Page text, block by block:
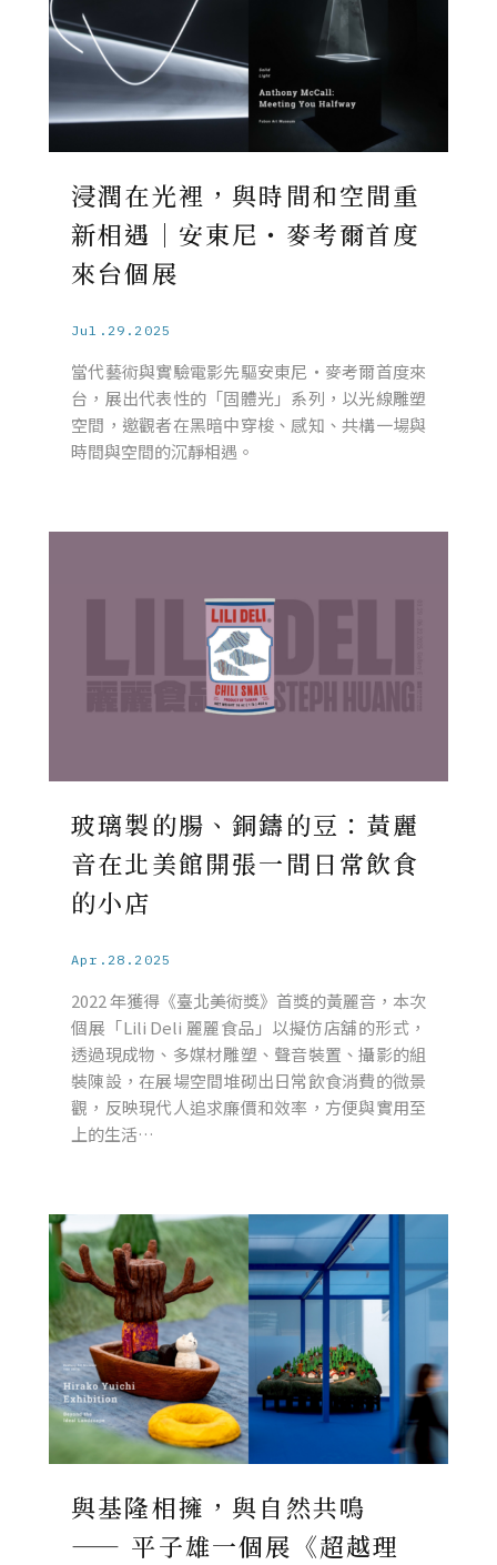
浸潤在光裡，與時間和空間重
新相遇｜安東尼・麥考爾首度
來台個展
Jul.29.2025
當代藝術與實驗電影先驅安東尼・麥考爾首度來
台，展出代表性的「固體光」系列，以光線雕塑
空間，邀觀者在黑暗中穿梭、感知、共構一場與
時間與空間的沉靜相遇。
玻璃製的腸、銅鑄的豆：黃麗
音在北美館開張一間日常飲食
的小店
Apr.28.2025
2022 年獲得《臺北美術獎》首獎的黃麗音，本次
個展「Lili Deli 麗麗食品」以擬仿店舖的形式，
透過現成物、多媒材雕塑、聲音裝置、攝影的組
裝陳設，在展場空間堆砌出日常飲食消費的微景
觀，反映現代人追求廉價和效率，方便與實用至
上的生活…
與基隆相擁，與自然共鳴
—— 平子雄一個展《超越理